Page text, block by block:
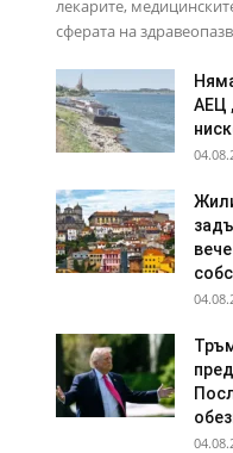
лекарите,
сферата на
АЕЦ